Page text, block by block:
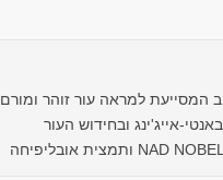
המסייעת למראה עור זוהר ומורם
אייג'ינג ובחידוש העור